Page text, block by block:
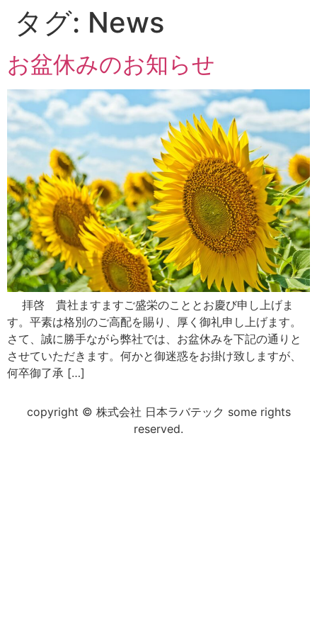
タグ: News
お盆休みのお知らせ
拝啓 貴社ますますご盛栄のこととお慶び申し上げま
す。平素は格別のご高配を賜り、厚く御礼申し上げます。
さて、誠に勝手ながら弊社では、お盆休みを下記の通りと
させていただきます。何かと御迷惑をお掛け致しますが、
何卒御了承 […]
copyright © 株式会社 日本ラバテック some rights
reserved.